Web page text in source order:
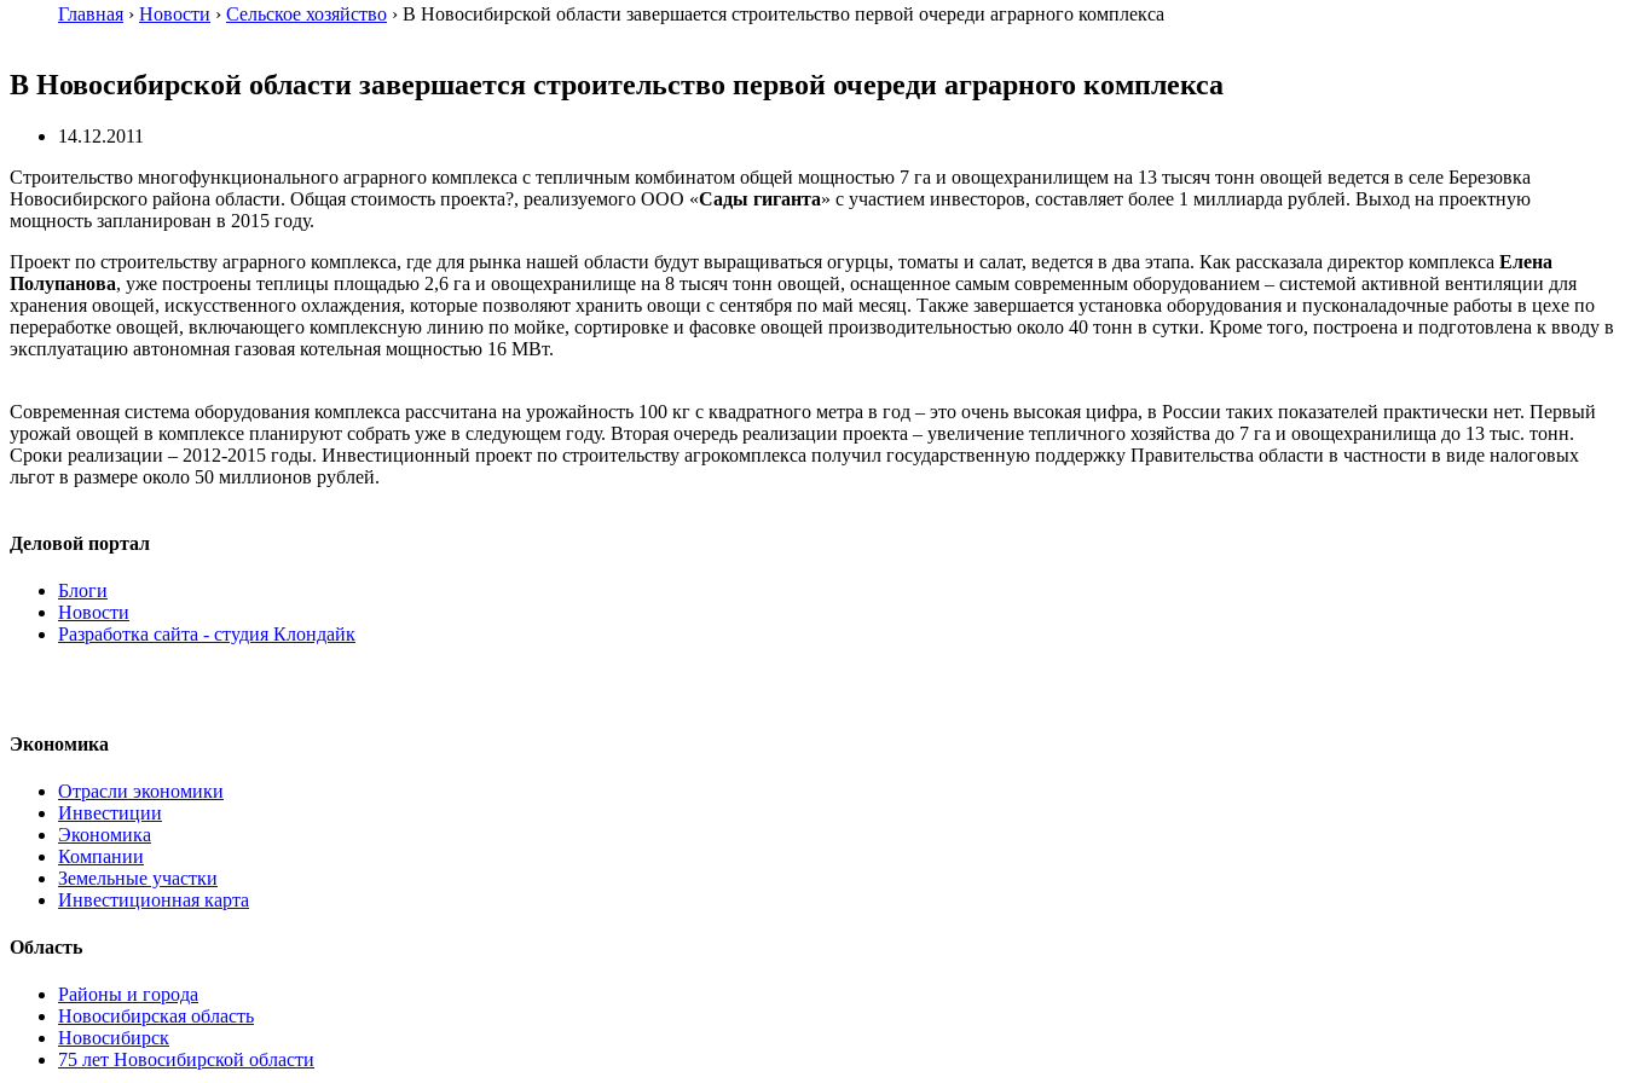
Главная › Новости › Сельское хозяйство › В Новосибирской области завершается строительство первой очереди аграрного комплекса
В Новосибирской области завершается строительство первой очереди аграрного комплекса
14.12.2011
Строительство многофункционального аграрного комплекса с тепличным комбинатом общей мощностью 7 га и овощехранилищем на 13 тысяч тонн овощей ведется в селе Березовка
Новосибирского района области. Общая стоимость проекта?, реализуемого ООО «Сады гиганта» с участием инвесторов, составляет более 1 миллиарда рублей. Выход на проектную
мощность запланирован в 2015 году.
Проект по строительству аграрного комплекса, где для рынка нашей области будут выращиваться огурцы, томаты и салат, ведется в два этапа. Как рассказала директор комплекса Елена
Полупанова, уже построены теплицы площадью 2,6 га и овощехранилище на 8 тысяч тонн овощей, оснащенное самым современным оборудованием – системой активной вентиляции для
хранения овощей, искусственного охлаждения, которые позволяют хранить овощи с сентября по май месяц. Также завершается установка оборудования и пусконаладочные работы в цехе по
переработке овощей, включающего комплексную линию по мойке, сортировке и фасовке овощей производительностью около 40 тонн в сутки. Кроме того, построена и подготовлена к вводу в
эксплуатацию автономная газовая котельная мощностью 16 МВт.
Современная система оборудования комплекса рассчитана на урожайность 100 кг с квадратного метра в год – это очень высокая цифра, в России таких показателей практически нет. Первый
урожай овощей в комплексе планируют собрать уже в следующем году. Вторая очередь реализации проекта – увеличение тепличного хозяйства до 7 га и овощехранилища до 13 тыс. тонн.
Сроки реализации – 2012-2015 годы. Инвестиционный проект по строительству агрокомплекса получил государственную поддержку Правительства области в частности в виде налоговых
льгот в размере около 50 миллионов рублей.
Деловой портал
Блоги
Новости
Разработка сайта - студия Клондайк
Экономика
Отрасли экономики
Инвестиции
Экономика
Компании
Земельные участки
Инвестиционная карта
Область
Районы и города
Новосибирская область
Новосибирск
75 лет Новосибирской области